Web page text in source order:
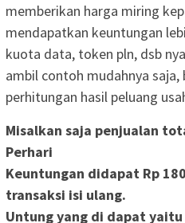
memberikan harga miring
mendapatkan keuntungan
kuota data, token pln, dsb
ambil contoh mudahnya
perhitungan hasil peluang
Misalkan saja penjualan
Perhari
Keuntungan didapat Rp
transaksi isi ulang.
Untung yang di dapat yaitu